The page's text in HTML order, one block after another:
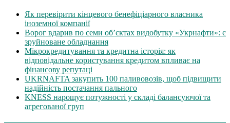
Як перевірити кінцевого бенефіціарного власника
іноземної компанії
Ворог вдарив по семи об’єктах видобутку «Укрнафти»: є
зруйноване обладнання
Мікрокредитування та кредитна історія: як
відповідальне користування кредитом впливає на
фінансову репутаці
UKRNAFTA закупить 100 паливовозів, щоб підвищити
надійність постачання пального
KNESS нарощує потужності у складі балансуючої та
агрегованої груп